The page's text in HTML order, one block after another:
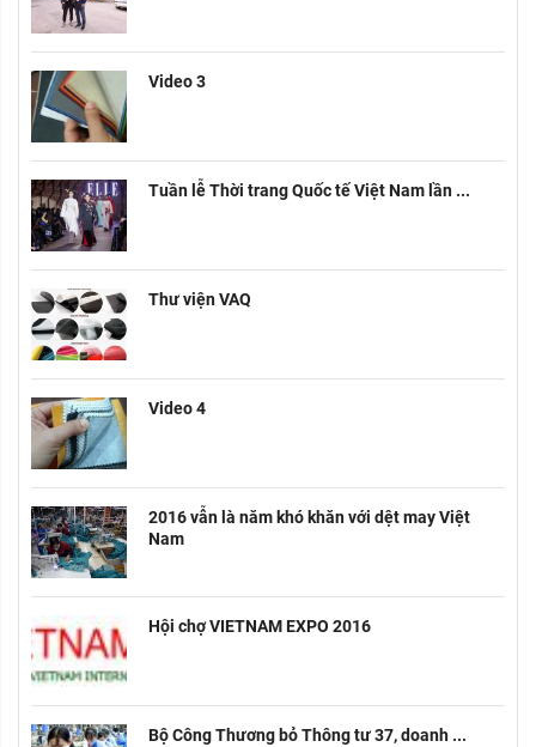
Video 3
Tuần lễ Thời trang Quốc tế Việt Nam lần ...
Thư viện VAQ
Video 4
2016 vẫn là năm khó khăn với dệt may Việt
Nam
Hội chợ VIETNAM EXPO 2016
Bộ Công Thương bỏ Thông tư 37, doanh ...